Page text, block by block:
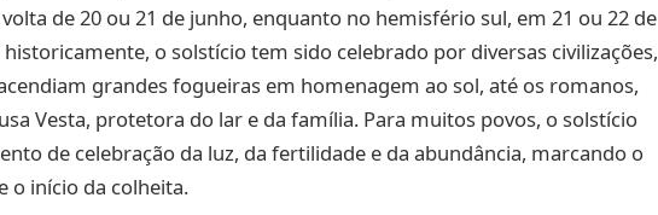
de 20 ou 21 de junho, enquanto no hemisfério sul, em 21 ou 22 de
o solstício tem sido celebrado por diversas civilizações,
grandes fogueiras em homenagem ao sol, até os romanos,
Vesta, protetora do lar e da família. Para muitos povos, o solstício
de celebração da luz, da fertilidade e da abundância, marcando o
o início da colheita.